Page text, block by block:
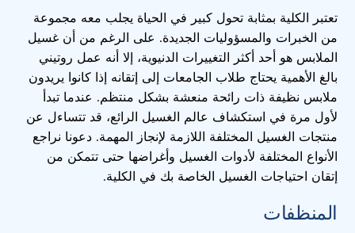
تعتبر الكلية بمثابة تحول كبير في الحياة يجلب معه مجموعة
من الخبرات والمسؤوليات الجديدة. على الرغم من أن غسيل
الملابس هو أحد أكثر التغييرات الدنيوية، إلا أنه عمل روتيني
بالغ الأهمية يحتاج طلاب الجامعات إلى إتقانه إذا كانوا يريدون
ملابس نظيفة ذات رائحة منعشة بشكل منتظم. عندما تبدأ
لأول مرة في استكشاف عالم الغسيل الرائع، قد تتساءل عن
منتجات الغسيل المختلفة اللازمة لإنجاز المهمة. دعونا نراجع
الأنواع المختلفة لأدوات الغسيل وأغراضها حتى تتمكن من
إتقان احتياجات الغسيل الخاصة بك في الكلية.
المنظفات